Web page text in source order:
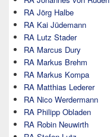
RA Jörg Halbe
RA Kai Jüdemann
RA Lutz Stader
RA Marcus Dury
RA Markus Brehm
RA Markus Kompa
RA Matthias Lederer
RA Nico Werdermann
RA Philipp Obladen
RA Robin Neuwirth